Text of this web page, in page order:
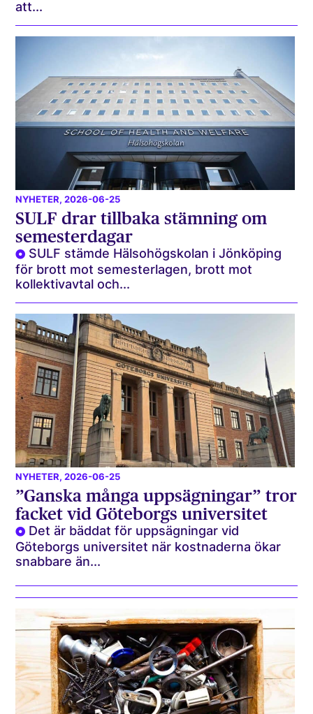
att...
NYHETER, 2026-06-25
SULF drar tillbaka stämning om
semesterdagar
SULF stämde Hälsohögskolan i Jönköping
för brott mot semesterlagen, brott mot
kollektivavtal och...
NYHETER, 2026-06-25
”Ganska många uppsägningar” tror
facket vid Göteborgs universitet
Det är bäddat för uppsägningar vid
Göteborgs universitet när kostnaderna ökar
snabbare än...